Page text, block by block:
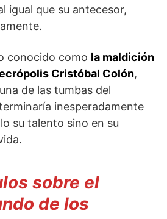
igual que su antecesor,
conocido como la maldición
Cristóbal Colón,
de las tumbas del
inesperadamente
su talento sino en su
sobre el
de los